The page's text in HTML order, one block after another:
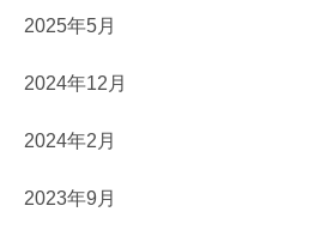
2025年5月
2024年12月
2024年2月
2023年9月